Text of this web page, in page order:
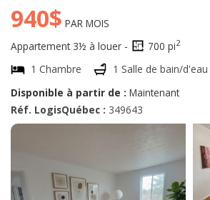
940$ PAR MOIS
Appartement 3½ à louer -
700 pi2
1 Chambre
1 Salle de bain/d'eau
Disponible à partir de : Maintenant
Réf. LogisQuébec : 349643